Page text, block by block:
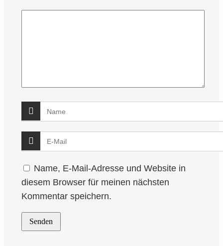
Name, E-Mail-Adresse und Website in
diesem Browser für meinen nächsten
Kommentar speichern.